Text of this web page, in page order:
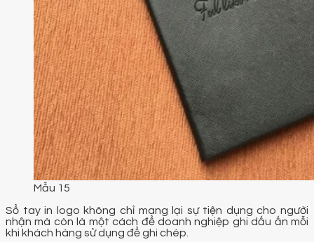
Mẫu 15
Sổ tay in logo không chỉ mang lại sự tiện dụng cho người
nhận mà còn là một cách để doanh nghiệp ghi dấu ấn mỗi
khi khách hàng sử dụng để ghi chép.